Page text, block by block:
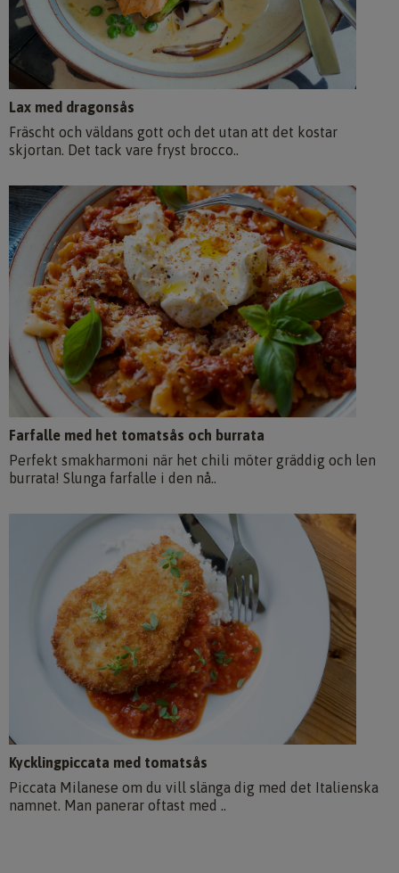
Lax med dragonsås
Fräscht och väldans gott och det utan att det kostar
skjortan. Det tack vare fryst brocco..
Farfalle med het tomatsås och burrata
Perfekt smakharmoni när het chili möter gräddig och len
burrata! Slunga farfalle i den nå..
Kycklingpiccata med tomatsås
Piccata Milanese om du vill slänga dig med det Italienska
namnet. Man panerar oftast med ..